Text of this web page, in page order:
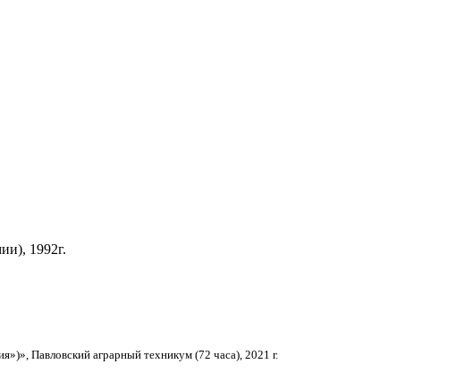
1992г.
Павловский аграрный техникум (72 часа), 2021 г.